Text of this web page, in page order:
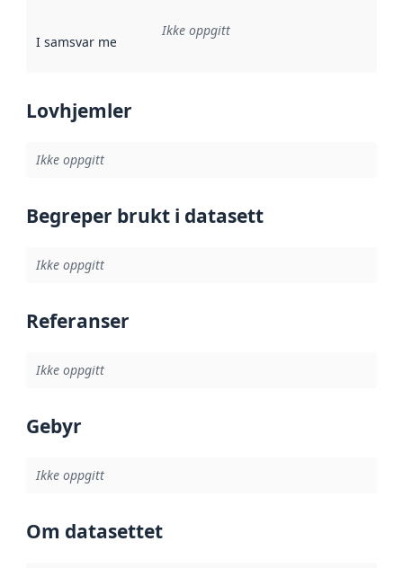
I samsvar med Referanse til en implementasjonsregel
Ikke oppgitt
Lovhjemler
Ikke oppgitt
Begreper brukt i datasett
Ikke oppgitt
Referanser
Ikke oppgitt
Gebyr
Ikke oppgitt
Om datasettet